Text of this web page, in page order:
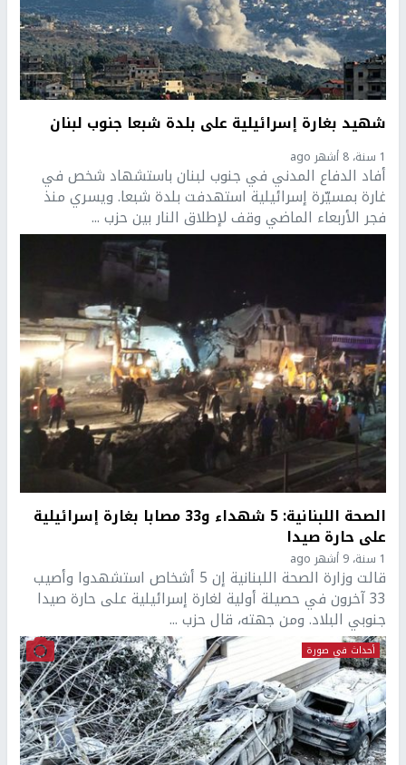
شهيد بغارة إسرائيلية على بلدة شبعا جنوب لبنان
1 سنة، 8 أشهر ago
أفاد الدفاع المدني في جنوب لبنان باستشهاد شخص في
غارة بمسيّرة إسرائيلية استهدفت بلدة شبعا. ويسري منذ
فجر الأربعاء الماضي وقف لإطلاق النار بين حزب ...
الصحة اللبنانية: 5 شهداء و33 مصابا بغارة إسرائيلية
على حارة صيدا
1 سنة، 9 أشهر ago
قالت وزارة الصحة اللبنانية إن 5 أشخاص استشهدوا وأصيب
33 آخرون في حصيلة أولية لغارة إسرائيلية على حارة صيدا
جنوبي البلاد. ومن جهته، قال حزب ...
أحداث في صورة